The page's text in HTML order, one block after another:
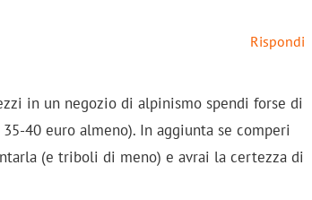
Rispondi
in un negozio di alpinismo spendi forse di
40 euro almeno). In aggiunta se comperi
(e triboli di meno) e avrai la certezza di